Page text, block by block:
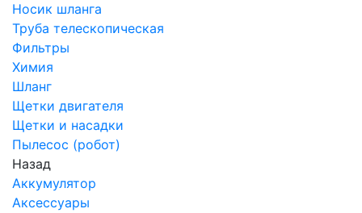
Носик шланга
Труба телескопическая
Фильтры
Химия
Шланг
Щетки двигателя
Щетки и насадки
Пылесос (робот)
Назад
Аккумулятор
Аксессуары